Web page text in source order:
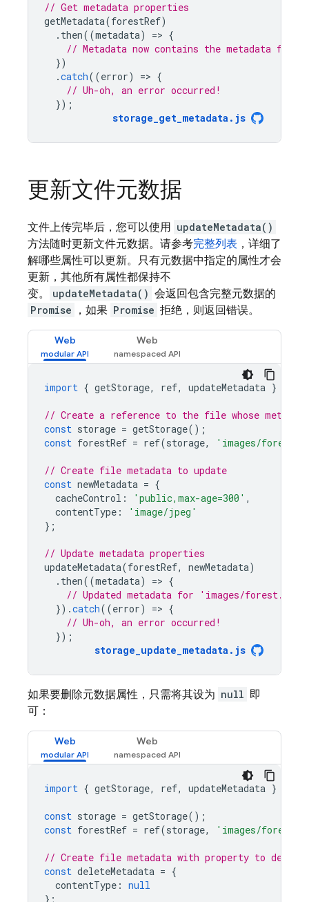
// Get metadata properties
getMetadata(forestRef)
. then((metadata) => {
// Metadata now contains the metadata for
})
.catch((error) => {
// Uh-oh, an error occurred!
});
storage_get_metadata . js
更新文件元数据
文件上传完毕后，您可以使用 updateMetadata()
方法随时更新文件元数据。请参考完整列表 ，详细了
解哪些属性可以更新。只有元数据中指定的属性才会
更新，其他所有属性都保持不
变。
updateMetadata() 会返回包含完整元数据的
Promise ，如果 Promise 拒绝，则返回错误。
Web Web
import { getStorage, ref, updateMetadata }
// Create a reference to the file whose metadata
const storage = getStorage();
const forestRef = ref(storage, 'images/
// Create file metadata to update
const newMetadata = {
cacheControl : 'public,max-age=300' ,
contentType :
'image/jpeg'
};
// Update metadata properties
updateMetadata(forestRef, newMetadata)
. then((metadata) => {
// Updated metadata for 'images/
}).catch((error) => {
// Uh-oh, an error occurred!
});
storage_update_metadata . js
如果要删除元数据属性，只需将其设为 null 即
可：
Web Web
import { getStorage, ref, updateMetadata }
const storage = getStorage();
const forestRef = ref(storage, 'images/
// Create file metadata with property to delete
const deleteMetadata = {
contentType : null
};